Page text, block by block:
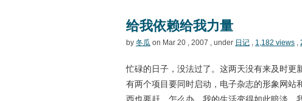
给我依赖给我力量
by 冬瓜 on Mar 20 , 2007 , under 日记 , 1,182 views ,
忙碌的日子，没法过了。这两天没有来及时更
有两个项目要同时启动，电子杂志的形象网